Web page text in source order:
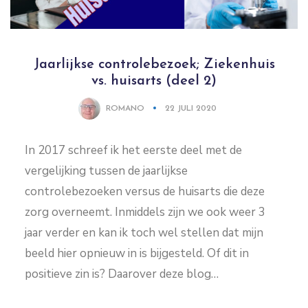
Jaarlijkse controlebezoek; Ziekenhuis
vs. huisarts (deel 2)
ROMANO 22 JULI 2020
In 2017 schreef ik het eerste deel met de
vergelijking tussen de jaarlijkse
controlebezoeken versus de huisarts die deze
zorg overneemt. Inmiddels zijn we ook weer 3
jaar verder en kan ik toch wel stellen dat mijn
beeld hier opnieuw in is bijgesteld. Of dit in
positieve zin is? Daarover deze blog…